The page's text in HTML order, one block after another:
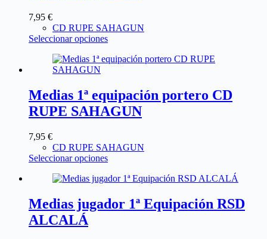
7,95 €
CD RUPE SAHAGUN
Seleccionar opciones
Medias 1ª equipación portero CD
RUPE SAHAGUN
7,95 €
CD RUPE SAHAGUN
Seleccionar opciones
Medias jugador 1ª Equipación RSD
ALCALÁ